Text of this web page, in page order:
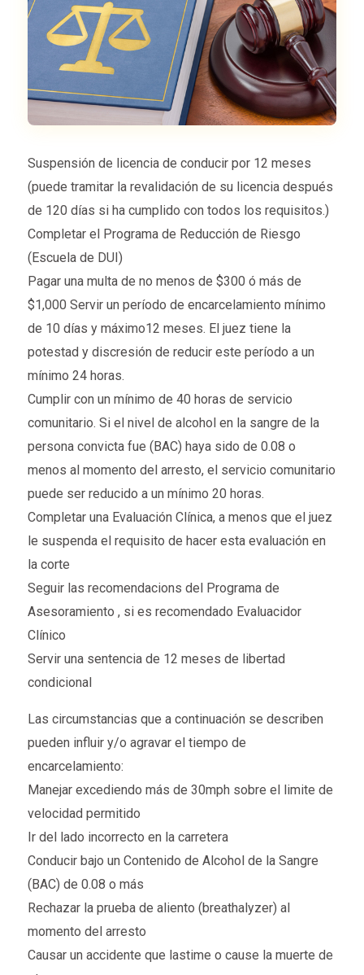
Suspensión de licencia de conducir por 12 meses
(puede tramitar la revalidación de su licencia después
de 120 días si ha cumplido con todos los requisitos.)
Completar el Programa de Reducción de Riesgo
(Escuela de DUI)
Pagar una multa de no menos de $300 ó más de
$1,000 Servir un período de encarcelamiento mínimo
de 10 días y máximo12 meses. El juez tiene la
potestad y discresión de reducir este período a un
mínimo 24 horas.
Cumplir con un mínimo de 40 horas de servicio
comunitario. Si el nivel de alcohol en la sangre de la
persona convicta fue (BAC) haya sido de 0.08 o
menos al momento del arresto, el servicio comunitario
puede ser reducido a un mínimo 20 horas.
Completar una Evaluación Clínica, a menos que el juez
le suspenda el requisito de hacer esta evaluación en
la corte
Seguir las recomendacions del Programa de
Asesoramiento , si es recomendado Evaluacidor
Clínico
Servir una sentencia de 12 meses de libertad
condicional
Las circumstancias que a continuación se describen
pueden influir y/o agravar el tiempo de
encarcelamiento:
Manejar excediendo más de 30mph sobre el limite de
velocidad permitido
Ir del lado incorrecto en la carretera
Conducir bajo un Contenido de Alcohol de la Sangre
(BAC) de 0.08 o más
Rechazar la prueba de aliento (breathalyzer) al
momento del arresto
Causar un accidente que lastime o cause la muerte de